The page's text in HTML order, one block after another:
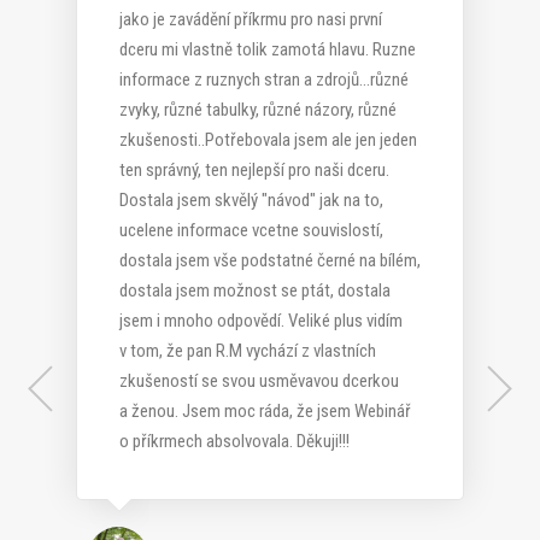
jako je zavádění příkrmu pro nasi první
dceru mi vlastně tolik zamotá hlavu. Ruzne
informace z ruznych stran a zdrojů...různé
zvyky, různé tabulky, různé názory, různé
zkušenosti..Potřebovala jsem ale jen jeden
ten správný, ten nejlepší pro naši dceru.
Dostala jsem skvělý "návod" jak na to,
ucelene informace vcetne souvislostí,
dostala jsem vše podstatné černé na bílém,
dostala jsem možnost se ptát, dostala
jsem i mnoho odpovědí. Veliké plus vidím
v tom, že pan R.M vychází z vlastních
zkušeností se svou usměvavou dcerkou
a ženou. Jsem moc ráda, že jsem Webinář
o příkrmech absolvovala. Děkuji!!!
Hanka K.
Kateřina H.
Jméno Příjmení